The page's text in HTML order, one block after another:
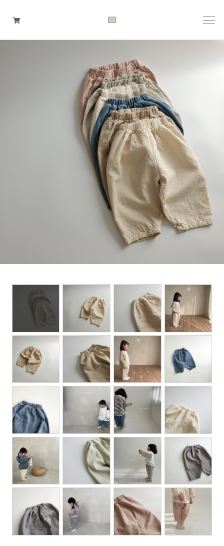
Set up / Salopette / One piece
Room wear
Hat / Cap
Accessories / Goods
Swimwear
サイズ検索
Gift wrapping